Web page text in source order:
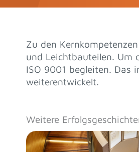
Zu den
und Leichtbauteilen. Um
ISO 9001 begleiten. Das
weiterentwickelt.
Weitere